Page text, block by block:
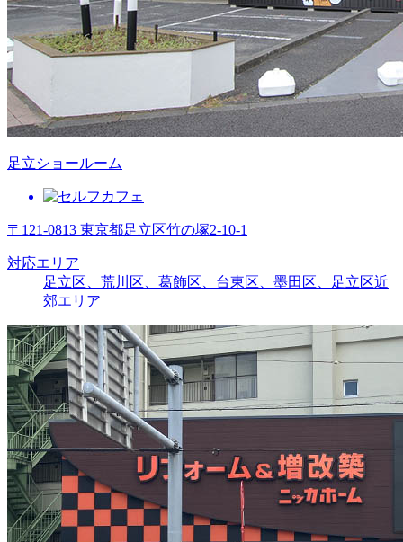
足立ショールーム
〒121-0813 東京都足立区竹の塚2-10-1
対応エリア
足立区、荒川区、葛飾区、台東区、墨田区、足立区近
郊エリア